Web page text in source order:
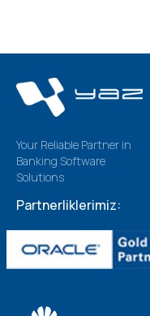
Your Reliable Partner in
Banking Software
Solutions
Partnerliklerimiz: